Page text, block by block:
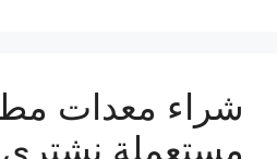
شراء معدات
مستعملة